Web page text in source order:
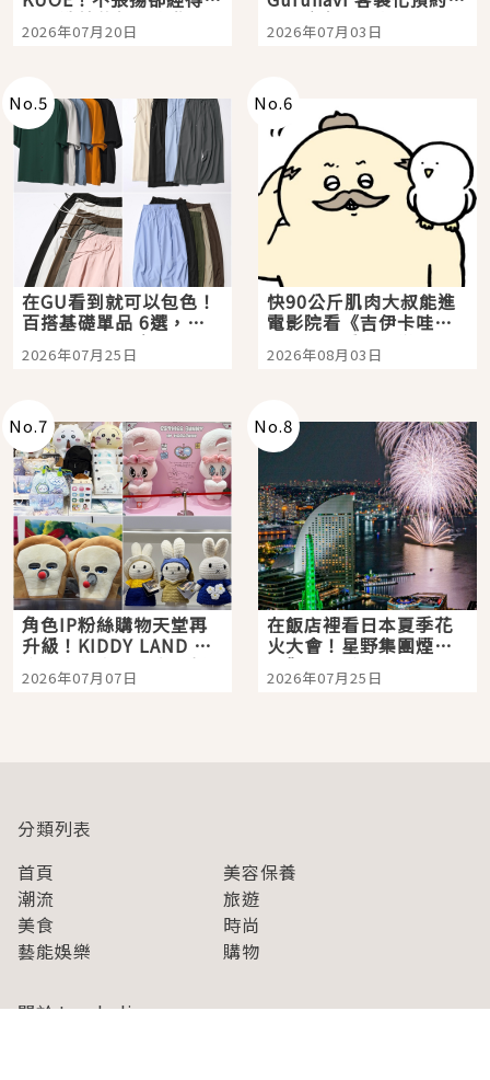
時間洗鍊的經典之作五
選
2026年07月20日 大都市餐廳，打造專屬
美食體驗！
2026年07月03日
No.5
在GU看到就可以包色！
百搭基礎單品 6選，閉
眼全收也不心疼
2026年07月25日
No.6
快90公斤肌肉大叔能進
電影院看《吉伊卡哇》
嗎？日本重金屬樂團
「打首」會長與nagano
2026年08月03日
No.7
角色IP粉絲購物天堂再
升級！KIDDY LAND 原
宿店吉伊卡哇迎客，新
開幕 OMOKADO 店3分
2026年07月07日
No.8
在飯店裡看日本夏季花
火大會！星野集團煙火
景觀飯店6選，讓你不用
人擠人悠閒欣賞
2026年07月25日
分類列表
首頁
美容保養
潮流
旅遊
美食
時尚
藝能娛樂
購物
關於Japaholic